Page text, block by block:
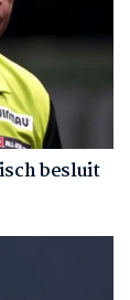
besluit